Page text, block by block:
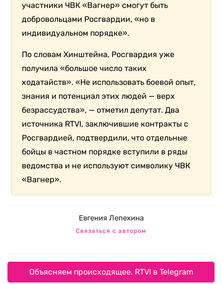
участники ЧВК «Вагнер» смогут быть
добровольцами Росгвардии, «но в
индивидуальном порядке».
По словам Хинштейна, Росгвардия уже
получила «большое число таких
ходатайств». «Не использовать боевой опыт,
знания и потенциал этих людей — верх
безрассудства», — отметил депутат. Два
источника RTVI, заключившие контракты с
Росгвардией, подтвердили, что отдельные
бойцы в частном порядке вступили в ряды
ведомства и не используют символику ЧВК
«Вагнер».
Евгения Лепехина
Связаться с автором
Объясняем происходящее. RTVI в Telegram